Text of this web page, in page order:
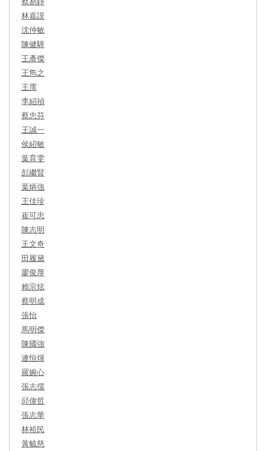
林嘉謨
沈仲敏
陳健驊
王彥傑
王雋之
王霈
李紹禎
蔡忠芬
王誠一
侯紹敏
葉育雯
彭繼賢
葉炳強
王佳珍
崔可忠
陳志明
王文奇
田履黛
廖俊厚
賴宗炫
蔡明成
張怡
馬明傑
陳國強
連恒煇
羅婉心
張志儒
邱偉哲
張志華
林裕民
黃毓慈